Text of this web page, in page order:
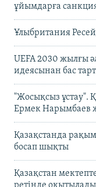
ұйымдарға
Ұлыбритания
UEFA 2030 жылғы
идеясынан бас
"Жосықсыз ұстау".
Ермек Нарымбаев
Қазақстанда
босап шықты
Қазақстан
ретінде оқытылады